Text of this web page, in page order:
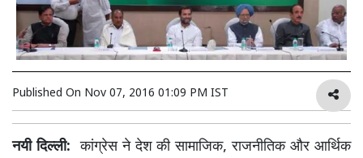
Published On Nov 07, 2016 01:09 PM IST
नयी दिल्ली: कांग्रेस ने देश की सामाजिक, राजनीतिक और आर्थिक